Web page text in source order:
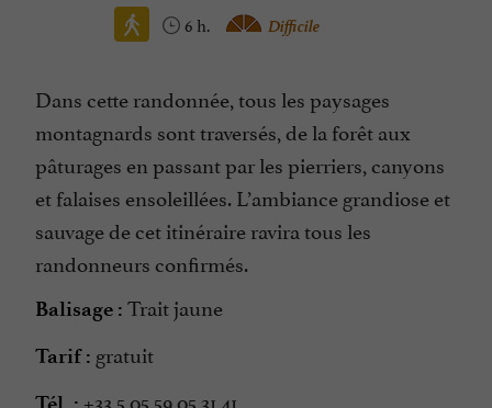
6 h. Difficile
Dans cette randonnée, tous les paysages
montagnards sont traversés, de la forêt aux
pâturages en passant par les pierriers, canyons
et falaises ensoleillées. L’ambiance grandiose et
sauvage de cet itinéraire ravira tous les
randonneurs confirmés.
Balisage : Trait jaune
Tarif : gratuit
+33 5 05 59 05 31 41